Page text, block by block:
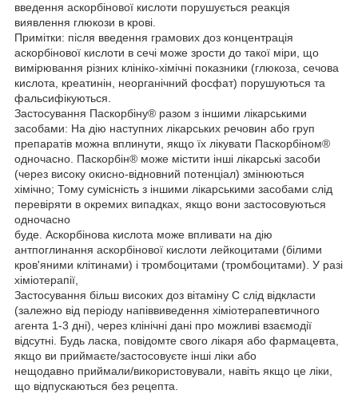
введення аскорбінової кислоти порушується реакція
виявлення глюкози в крові.
Примітки: після введення грамових доз концентрація
аскорбінової кислоти в сечі може зрости до такої міри, що
вимірювання різних клініко-хімічні показники (глюкоза, сечова
кислота, креатинін, неорганічний фосфат) порушуються та
фальсифікуються.
Застосування Паскорбіну® разом з іншими лікарськими
засобами: На дію наступних лікарських речовин або груп
препаратів можна вплинути, якщо їх лікувати Паскорбіном®
одночасно. Паскорбін® може містити інші лікарські засоби
(через високу окисно-відновний потенціал) змінюються
хімічно; Тому сумісність з іншими лікарськими засобами слід
перевіряти в окремих випадках, якщо вони застосовуються
одночасно
буде. Аскорбінова кислота може впливати на дію
антпоглинання аскорбінової кислоти лейкоцитами (білими
кров'яними клітинами) і тромбоцитами (тромбоцитами). У разі
хіміотерапії,
Застосування більш високих доз вітаміну С слід відкласти
(залежно від періоду напіввиведення хіміотерапевтичного
агента 1-3 дні), через клінічні дані про можливі взаємодії
відсутні. Будь ласка, повідомте свого лікаря або фармацевта,
якщо ви приймаєте/застосовуєте інші ліки або
нещодавно приймали/використовували, навіть якщо це ліки,
що відпускаються без рецепта.